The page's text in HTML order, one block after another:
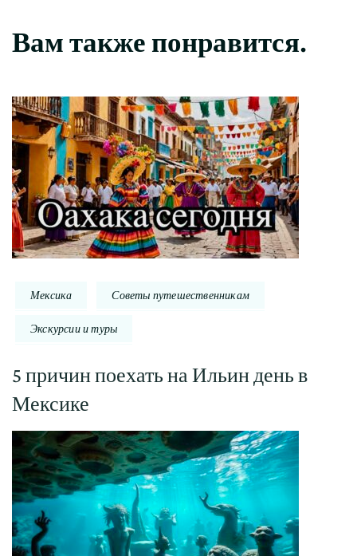
Вам также понравится.
Мексика Советы путешественникам
Экскурсии и туры
5 причин поехать на Ильин день в
Мексике